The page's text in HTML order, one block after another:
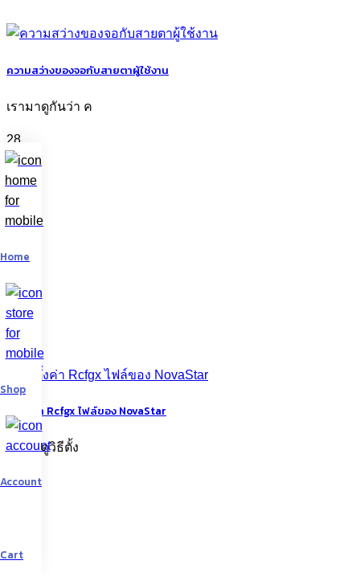
ความสว่างของจอกับสายตาผู้ใช้งาน
เรามาดูกันว่า ค
28
มี.ค.
วิธีตั้งค่า Rcfgx ไฟล์ของ NovaStar
เรามาดูวิธีตั้ง
02
Home
Shop
Account
Cart